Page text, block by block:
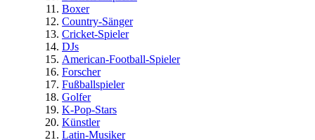
Boxer
Country-Sänger
Cricket-Spieler
DJs
American-Football-Spieler
Forscher
Fußballspieler
Golfer
K-Pop-Stars
Künstler
Latin-Musiker